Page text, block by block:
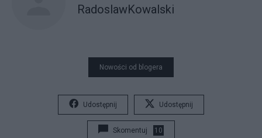
RadoslawKowalski
Nowości od blogera
Udostępnij Udostępnij
Skomentuj 10